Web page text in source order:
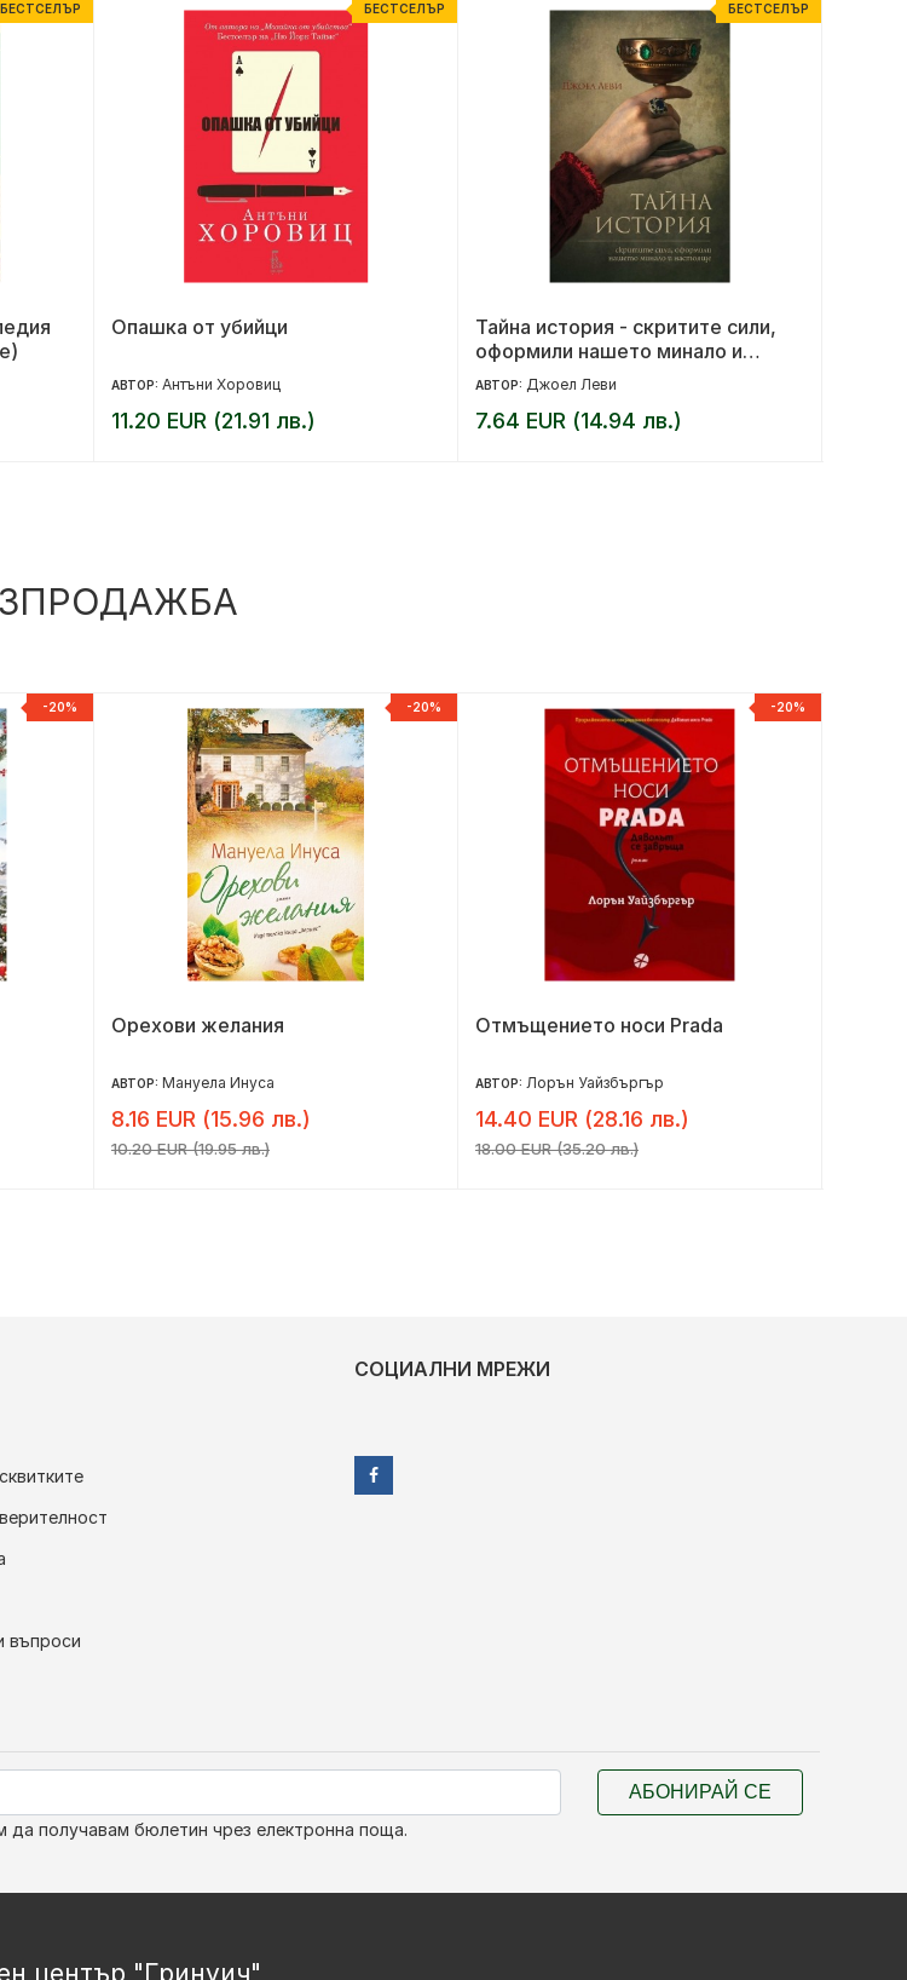
БЕСТСЕЛЪР БЕСТСЕЛЪР
Опашка от убийци
АВТОР: Антъни Хоровиц
11.20 EUR (21.91 лв.)
БЕСТСЕЛЪР
Тайна история - скритите сили,
оформили нашето минало и
настояще
АВТОР: Джоел Леви
7.64 EUR (14.94 лв.)
-20% -20%
Орехови желания
АВТОР: Мануела Инуса
8.16 EUR (15.96 лв.)
10.20 EUR (19.95 лв.)
-20%
Отмъщението носи Prada
АВТОР: Лорън Уайзбъргър
14.40 EUR (28.16 лв.)
18.00 EUR (35.20 лв.)
въпроси
СОЦИАЛНИ МРЕЖИ
да получавам бюлетин чрез електронна поща.
АБОНИРАЙ СЕ
център "Гринуич"